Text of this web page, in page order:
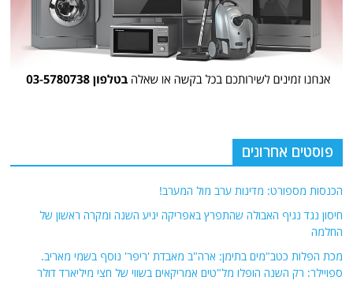
פוסטים אחרונים
הכנסות מספורט: מדינות ערב מול המערב!
חיסון נגד נגיף האבולה שהתפרץ באפריקה יגיע השנה ומקרה ראשון של
החלמה
מכת הפלות כטב"מים בתימן: ארה"ב מאבדת 'ריפר' נוסף בשמי מאריב.
ספויילר: רק השנה הופלו מל"טים אמריקאים בשווי של חצי מיליארד דולר